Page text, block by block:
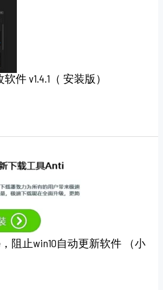
件 v1.4.1（ 安装版）
，阻止win10自动更新软件 （小